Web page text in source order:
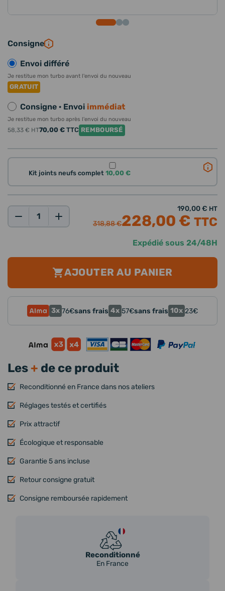
Les+ de ce produit
Reconditionné en France dans nos ateliers
Réglages testés et certifiés
Prix attractif
Écologique et responsable
Garantie 5 ans incluse
Retour consigne gratuit
Consigne remboursée rapidement
Expédié sous 24/48H
Consigne
Envoi différé
Je restitue mon turbo avant l'envoi du nouveau
GRATUIT
Consigne · Envoi immédiat
Je restitue mon turbo après l'envoi du nouveau
58,33 € HT70,00 €TTC REMBOURSÉ
Kit joints neufs complet10,00 €
318,88 €
190,00 € HT
228,00 € TTC
AJOUTER AU PANIER
3x 76€sans frais 4x 57€sans frais 10x 23€
Reconditionné
En France